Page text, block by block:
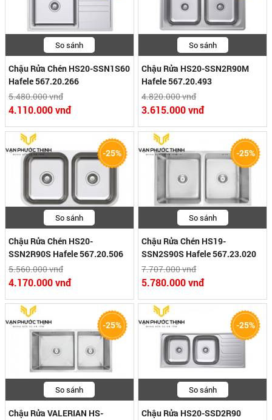
So sánh
Chậu Rửa Chén HS20-SSN1S60
Hafele 567.20.266
5.480.000 vnđ
4.110.000 vnđ
So sánh
Chậu Rửa HS20-SSN2R90M
Hafele 567.20.493
4.820.000 vnđ
3.615.000 vnđ
So sánh
Chậu Rửa Chén HS20-
SSN2R90S Hafele 567.20.506
5.560.000 vnđ
4.170.000 vnđ
-25%
So sánh
Chậu Rửa Chén HS19-
SSN2S90S Hafele 567.23.020
7.707.000 vnđ
5.780.000 vnđ
-25%
So sánh
Chậu Rửa VALERIAN HS-
-25%
So sánh
Chậu Rửa HS20-SSD2R90
-25%